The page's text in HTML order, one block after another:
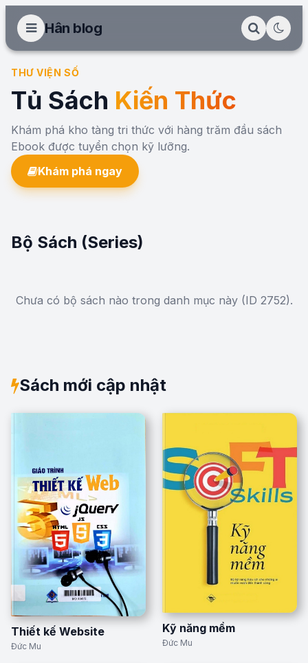
Hân blog
THƯ VIỆN SỐ
Tủ Sách Kiến Thức
Khám phá kho tàng tri thức với hàng trăm đầu sách
Ebook được tuyển chọn kỹ lưỡng.
Khám phá ngay
Bộ Sách (Series)
Chưa có bộ sách nào trong danh mục này (ID 2752).
Sách mới cập nhật
Thiết kế Website
Đức Mu
Kỹ năng mềm
Đức Mu